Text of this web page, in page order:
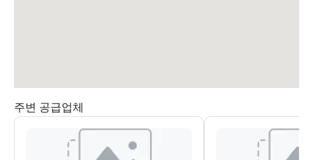
주변 공급업체